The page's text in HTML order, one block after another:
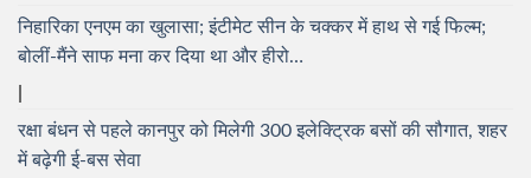
निहारिका एनएम का खुलासा; इंटीमेट सीन के चक्कर में हाथ से गई फिल्म;
बोलीं-मैंने साफ मना कर दिया था और हीरो…
रक्षा बंधन से पहले कानपुर को मिलेगी 300 इलेक्ट्रिक बसों की सौगात, शहर
में बढ़ेगी ई-बस सेवा